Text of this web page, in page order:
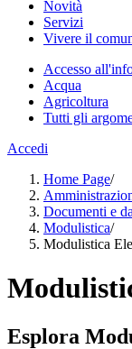
Novità
Servizi
Vivere il
Accesso
Acqua
Agricoltura
Tutti gli
Accedi
Home Page/
Documenti e
Modulistica/
Modulistica
Esplora